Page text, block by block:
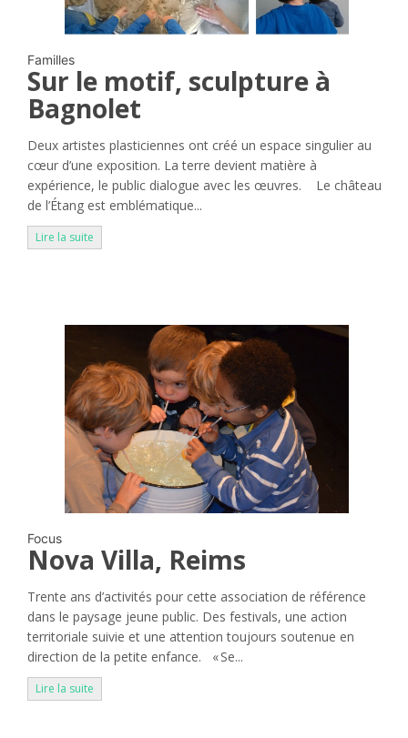
Familles
Sur le motif, sculpture à
Bagnolet
Deux artistes plasticiennes ont créé un espace singulier au
cœur d’une exposition. La terre devient matière à
expérience, le public dialogue avec les œuvres. Le château
de l’Étang est emblématique...
Lire la suite
Focus
Nova Villa, Reims
Trente ans d’activités pour cette association de référence
dans le paysage jeune public. Des festivals, une action
territoriale suivie et une attention toujours soutenue en
direction de la petite enfance. « Se...
Lire la suite